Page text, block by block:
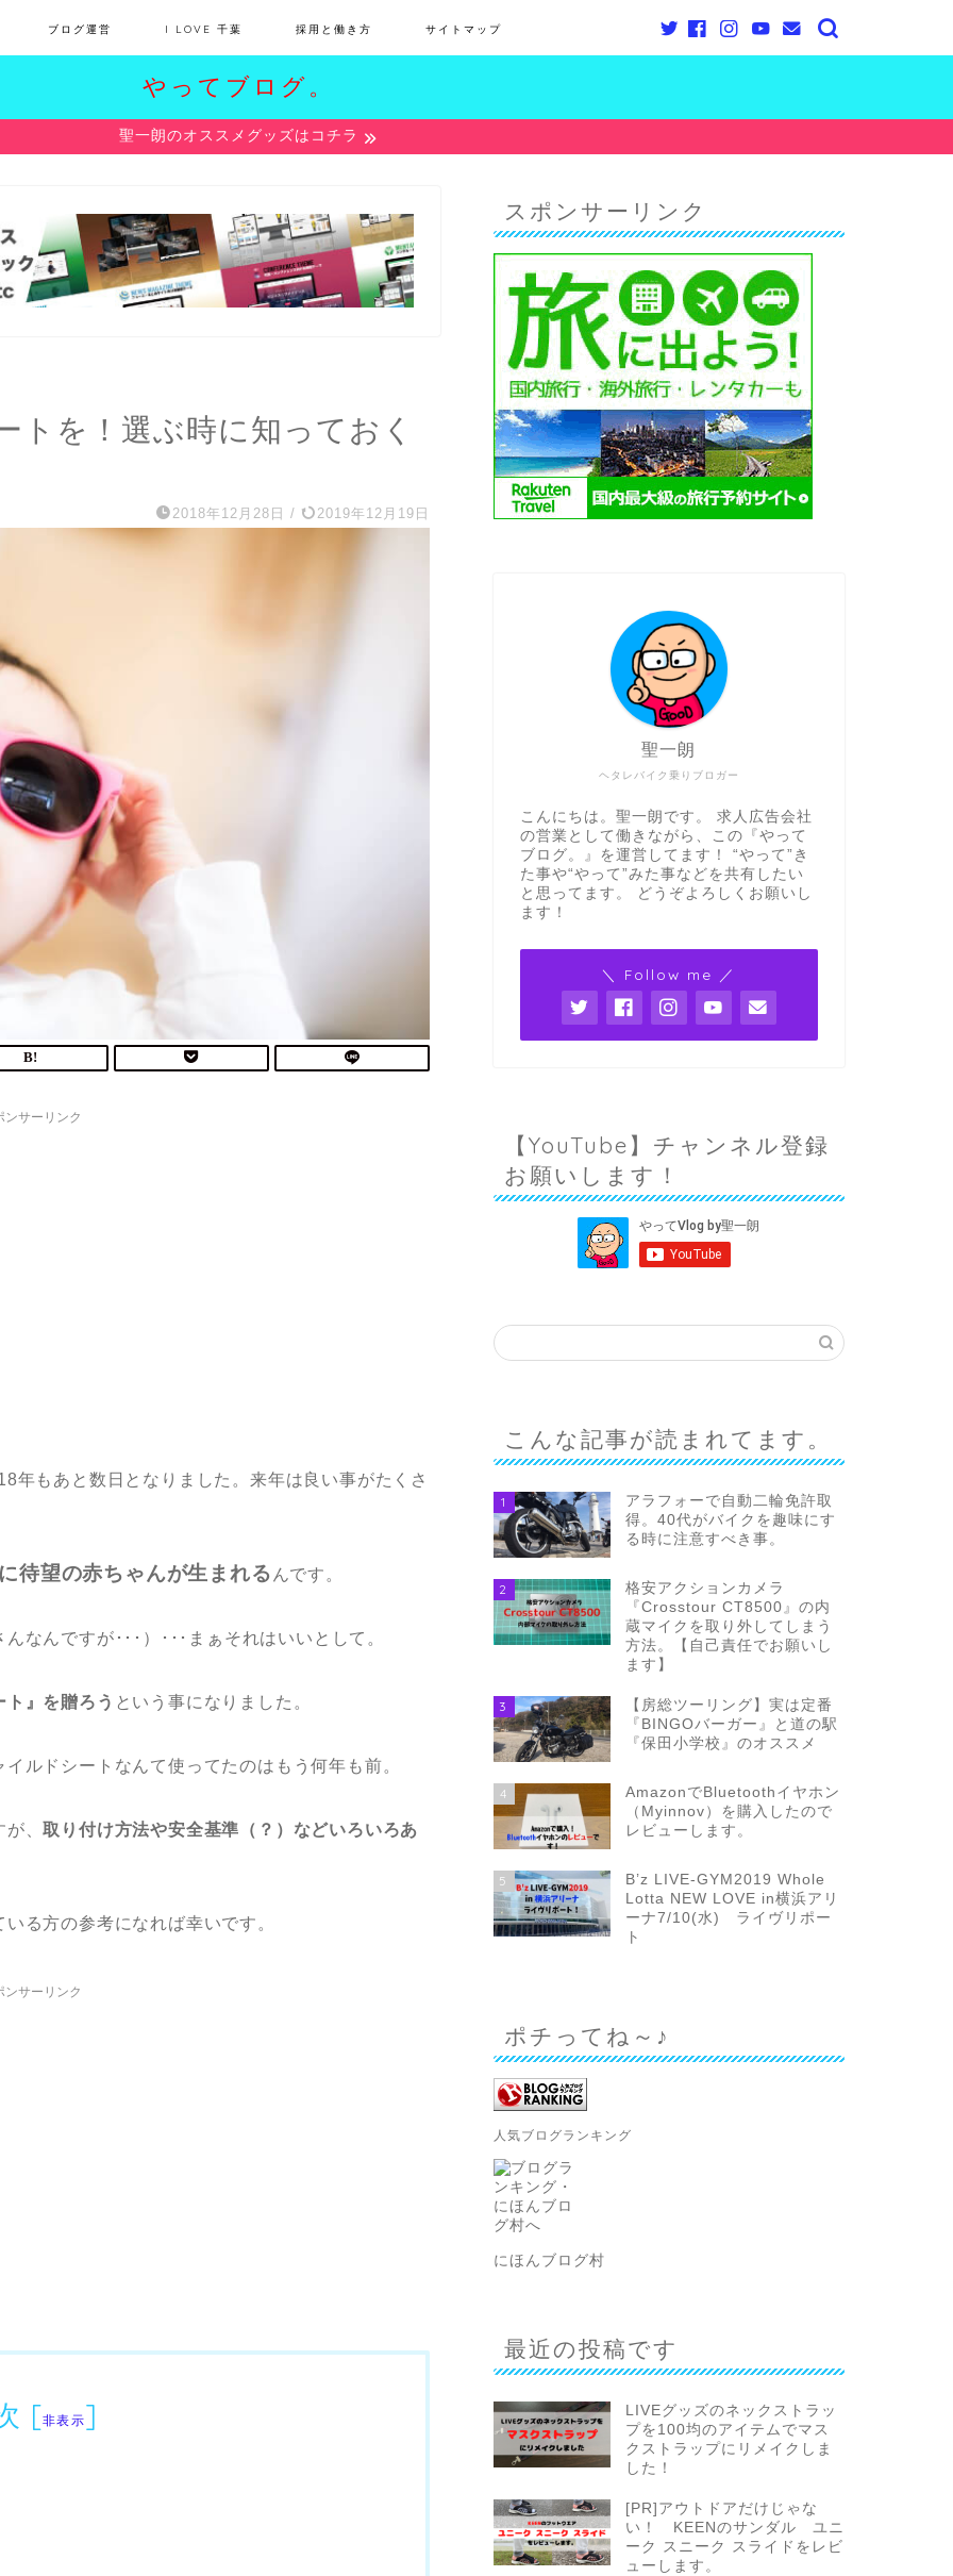
ブログ運営 I LOVE 千葉 採用と働き方 サイトマップ
やってブログ。
聖一朗のオススメグッズはコチラ
トを！選ぶ時に知っておく
2018年12月28日 / 2019年12月19日
ンサーリンク
年もあと数日となりました。来年は良い事がたくさ
待望の赤ちゃんが生まれるんです。
なんですが･･･）･･･まぁそれはいいとして。
』を贈ろう という事になりました。
ルドシートなんて使ってたのはもう何年も前。
が、取り付け方法や安全基準（？）などいろいろあ
る方の参考になれば幸いです。
ンサーリンク
[非表示]
スポンサーリンク
ヘタレバイク乗りブロガー
聖一朗
こんにちは。聖一朗です。 求人広告会社
の営業として働きながら、この『やって
ブログ。』を運営してます！ “やって”き
た事や“やって”みた事などを共有したい
と思ってます。 どうぞよろしくお願いし
ます！
＼ Follow me ／
【YouTube】チャンネル登録
お願いします！
こんな記事が読まれてます。
1
アラフォーで自動二輪免許取
得。40代がバイクを趣味にす
る時に注意すべき事。
2
格安アクションカメラ
『Crosstour CT8500』の内
蔵マイクを取り外してしまう
方法。【自己責任でお願いし
ます】
3
【房総ツーリング】実は定番
『BINGOバーガー』と道の駅
『保田小学校』のオススメ
4
AmazonでBluetoothイヤホン
（Myinnov）を購入したので
レビューします。
5
B’z LIVE-GYM2019 Whole
Lotta NEW LOVE in横浜アリ
ーナ7/10(水) ライヴリポー
ト
ポチってね～♪
人気ブログランキング
にほんブログ村
最近の投稿です
LIVEグッズのネックストラッ
プを100均のアイテムでマス
クストラップにリメイクしま
した！
[PR]アウトドアだけじゃな
い！ KEENのサンダル ユニ
ーク スニーク スライドをレビ
ューします。